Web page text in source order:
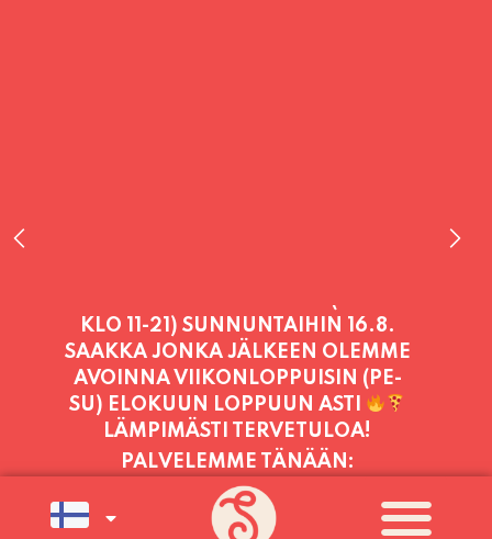
PALVELEMME TÄNÄÄN:
SUNNUNTAI11:00 - 21:00
PALVELEMME PÄIVITTÄIN (MA-SU
KLO 11-21) SUNNUNTAIHIN 16.8.
SAAKKA JONKA JÄLKEEN OLEMME
AVOINNA VIIKONLOPPUISIN (PE-
SU) ELOKUUN LOPPUUN ASTI
LÄMPIMÄSTI TERVETULOA!